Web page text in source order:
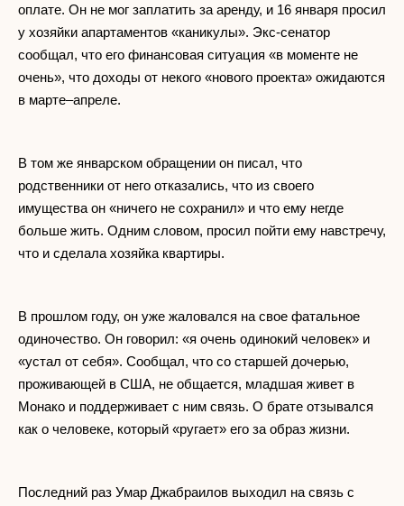
оплате. Он не мог заплатить за аренду, и 16 января просил
у хозяйки апартаментов «каникулы». Экс-сенатор
сообщал, что его финансовая ситуация «в моменте не
очень», что доходы от некого «нового проекта» ожидаются
в марте–апреле.
В том же январском обращении он писал, что
родственники от него отказались, что из своего
имущества он «ничего не сохранил» и что ему негде
больше жить. Одним словом, просил пойти ему навстречу,
что и сделала хозяйка квартиры.
В прошлом году, он уже жаловался на свое фатальное
одиночество. Он говорил: «я очень одинокий человек» и
«устал от себя». Сообщал, что со старшей дочерью,
проживающей в США, не общается, младшая живет в
Монако и поддерживает с ним связь. О брате отзывался
как о человеке, который «ругает» его за образ жизни.
Последний раз Умар Джабраилов выходил на связь с